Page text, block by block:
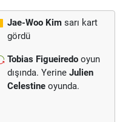
Jae-Woo Kim sarı kart
gördü
Tobias Figueiredo oyun
dışında. Yerine Julien
Celestine oyunda.